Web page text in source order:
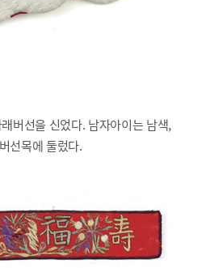
버선을 신었다. 남자아이는 남색,
선목에 둘렀다.